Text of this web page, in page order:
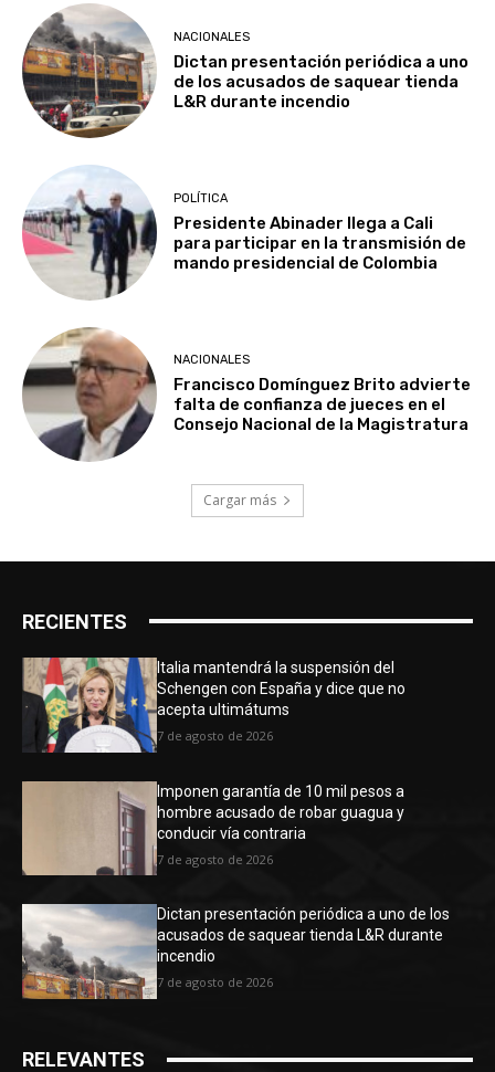
NACIONALES
Dictan presentación periódica a uno
de los acusados de saquear tienda
L&R durante incendio
POLÍTICA
Presidente Abinader llega a Cali
para participar en la transmisión de
mando presidencial de Colombia
NACIONALES
Francisco Domínguez Brito advierte
falta de confianza de jueces en el
Consejo Nacional de la Magistratura
Cargar más
RECIENTES
Italia mantendrá la suspensión del
Schengen con España y dice que no
acepta ultimátums
7 de agosto de 2026
Imponen garantía de 10 mil pesos a
hombre acusado de robar guagua y
conducir vía contraria
7 de agosto de 2026
Dictan presentación periódica a uno de los
acusados de saquear tienda L&R durante
incendio
7 de agosto de 2026
RELEVANTES